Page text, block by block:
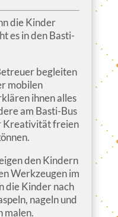
die Kinder
es in den Basti-
begleiten
mobilen
ihnen alles
am Basti-Bus
Kreativität freien
den Kindern
Werkzeugen im
die Kinder nach
nageln und
malen.